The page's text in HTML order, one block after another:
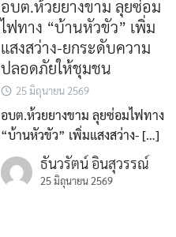
อบต.ห้วยยางขาม ลุยซ่อม
ไฟทาง “บ้านหัวขัว” เพิ่ม
แสงสว่าง-ยกระดับความ
ปลอดภัยให้ชุมชน
25 มิถุนายน 2569
อบต.ห้วยยางขาม ลุยซ่อมไฟทาง
“บ้านหัวขัว” เพิ่มแสงสว่าง- […]
ธันวรัตน์ อินสุวรรณ์
25 มิถุนายน 2569